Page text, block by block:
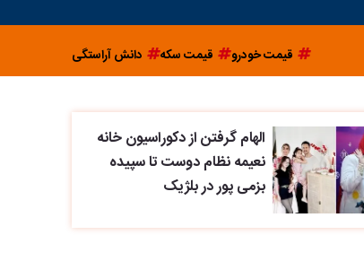
قیمت خودرو قیمت سکه دانش آراستگی
الهام گرفتن از دکوراسیون خانه
نعیمه نظام دوست تا سپیده
بزمی پور در بلژیک